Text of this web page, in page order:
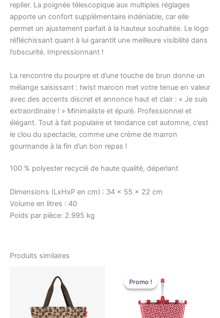
replier. La poignée télescopique aux multiples réglages
apporte un confort supplémentaire indéniable, car elle
permet un ajustement parfait à la hauteur souhaitée. Le logo
réfléchissant quant à lui garantit une meilleure visibilité dans
l’obscurité. Impressionnant !
La rencontre du pourpre et d’une touche de brun donne un
mélange saisissant : twist maroon met votre tenue en valeur
avec des accents discret et annonce haut et clair : « Je suis
extraordinaire ! » Minimaliste et épuré. Professionnel et
élégant. Tout à fait populaire et tendance cet automne, c’est
le clou du spectacle, comme une crème de marron
gourmande à la fin d’un bon repas !
100 % polyester recyclé de haute qualité, déperlant
Dimensions (LxHxP en cm) : 34 x 55 x 22 cm
Volume en litres : 40
Poids par pièce: 2.995 kg
Produits similaires
Promo !
Promo !